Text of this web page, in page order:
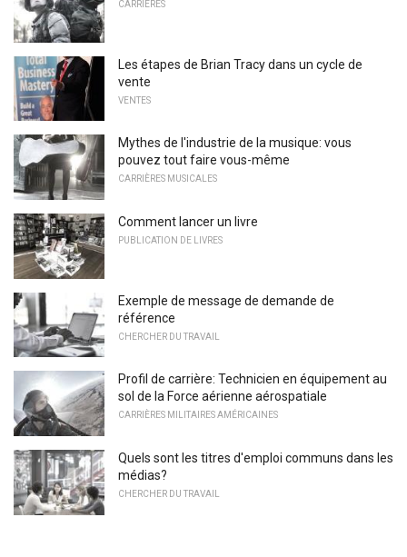
CARRIÈRES
Les étapes de Brian Tracy dans un cycle de
vente
VENTES
Mythes de l'industrie de la musique: vous
pouvez tout faire vous-même
CARRIÈRES MUSICALES
Comment lancer un livre
PUBLICATION DE LIVRES
Exemple de message de demande de
référence
CHERCHER DU TRAVAIL
Profil de carrière: Technicien en équipement au
sol de la Force aérienne aérospatiale
CARRIÈRES MILITAIRES AMÉRICAINES
Quels sont les titres d'emploi communs dans les
médias?
CHERCHER DU TRAVAIL